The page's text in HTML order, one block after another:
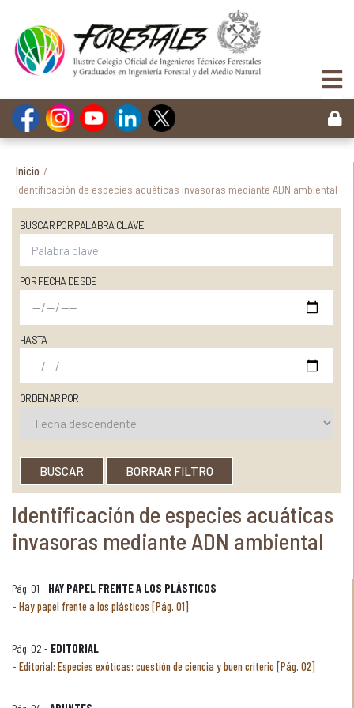
Inicio /
Identificación de especies acuáticas invasoras mediante ADN ambiental
BUSCAR POR PALABRA CLAVE
POR FECHA DESDE
HASTA
ORDENAR POR
BUSCAR BORRAR FILTRO
Identificación de especies acuáticas
invasoras mediante ADN ambiental
Pág. 01 - HAY PAPEL FRENTE A LOS PLÁSTICOS
Hay papel frente a los plásticos [Pág. 01]
Pág. 02 - EDITORIAL
Editorial: Especies exóticas: cuestión de ciencia y buen criterio [Pág. 02]